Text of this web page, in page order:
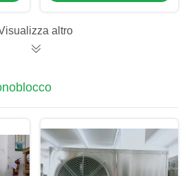
fornitura di acqua
altro